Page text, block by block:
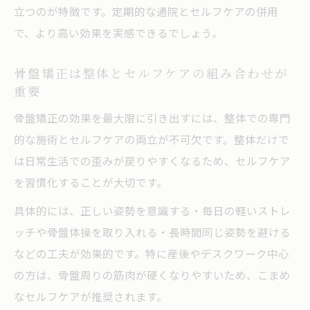
立つのが特徴です。定期的な通院とセルフケアの併用
で、より高い効果を実感できるでしょう。
骨盤矯正は整体とセルフケアの組み合わせが
重要
骨盤矯正の効果を最大限に引き出すには、整体での専門
的な施術とセルフケアの両立が不可欠です。整体だけで
は日常生活での歪みが戻りやすくなるため、セルフケア
を習慣化することが大切です。
具体的には、正しい姿勢を意識する・毎日の軽いストレ
ッチや骨盤体操を取り入れる・長時間同じ姿勢を避ける
などの工夫が効果的です。特に産後やデスクワーク中心
の方は、骨盤周りの筋肉が硬くなりやすいため、こまめ
なセルフケアが推奨されます。